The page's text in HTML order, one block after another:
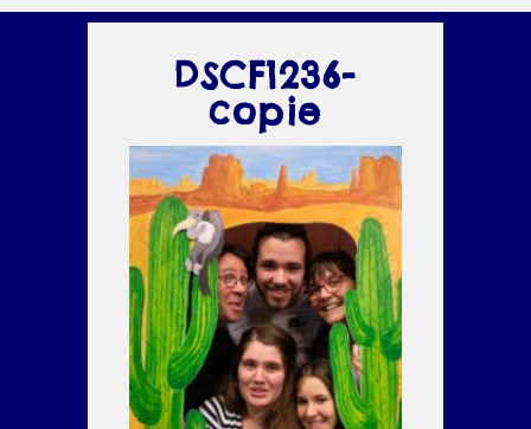
DSCF1236-
copie